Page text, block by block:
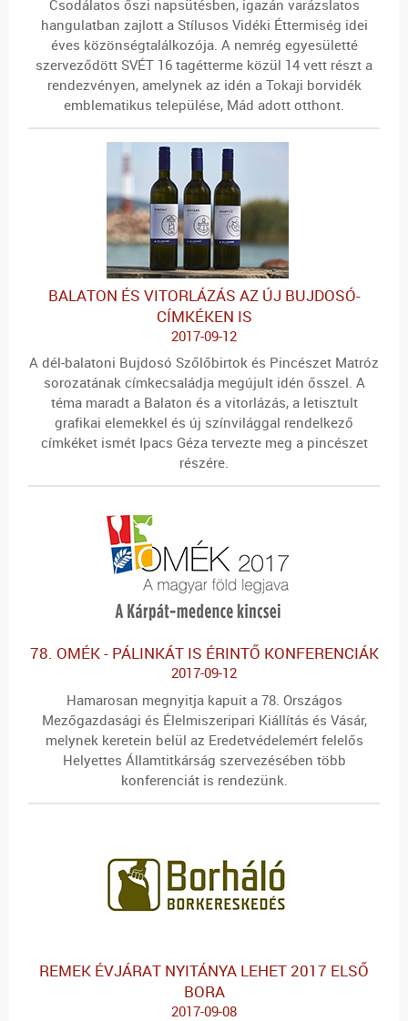
Csodálatos őszi napsütésben, igazán varázslatos
hangulatban zajlott a Stílusos Vidéki Éttermiség idei
éves közönségtalálkozója. A nemrég egyesületté
szerveződött SVÉT 16 tagétterme közül 14 vett részt a
rendezvényen, amelynek az idén a Tokaji borvidék
emblematikus települése, Mád adott otthont.
BALATON ÉS VITORLÁZÁS AZ ÚJ BUJDOSÓ-
CÍMKÉKEN IS
2017-09-12
A dél-balatoni Bujdosó Szőlőbirtok és Pincészet Matróz
sorozatának címkecsaládja megújult idén ősszel. A
téma maradt a Balaton és a vitorlázás, a letisztult
grafikai elemekkel és új színvilággal rendelkező
címkéket ismét Ipacs Géza tervezte meg a pincészet
részére.
78. OMÉK - PÁLINKÁT IS ÉRINTŐ KONFERENCIÁK
2017-09-12
Hamarosan megnyitja kapuit a 78. Országos
Mezőgazdasági és Élelmiszeripari Kiállítás és Vásár,
melynek keretein belül az Eredetvédelemért felelős
Helyettes Államtitkárság szervezésében több
konferenciát is rendezünk.
REMEK ÉVJÁRAT NYITÁNYA LEHET 2017 ELSŐ
BORA
2017-09-08